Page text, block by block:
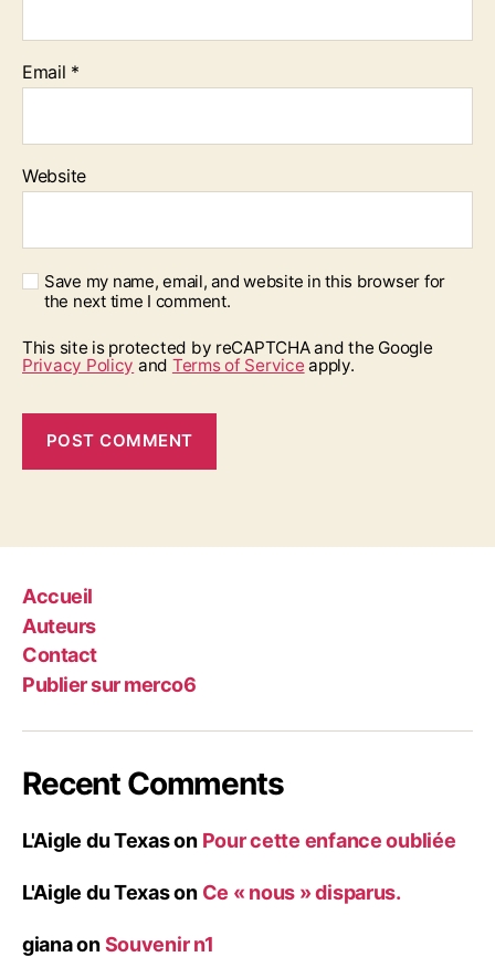
Email *
Website
Save my name, email, and website in this browser for
the next time I comment.
This site is protected by reCAPTCHA and the Google
Privacy Policy and Terms of Service apply.
Accueil
Auteurs
Contact
Publier sur merco6
Recent Comments
L'Aigle du Texason Pour cette enfance oubliée
L'Aigle du Texason Ce « nous » disparus.
gianaonSouvenir n1